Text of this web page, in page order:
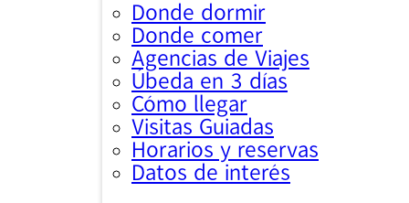
Donde dormir
Donde comer
Agencias de Viajes
Úbeda en 3 días
Cómo llegar
Visitas Guiadas
Horarios y reservas
Datos de interés